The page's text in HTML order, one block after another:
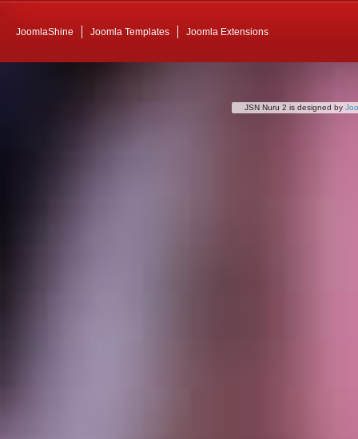
JoomlaShine Joomla Templates Joomla Extensions
JSN Nuru 2 is designed by